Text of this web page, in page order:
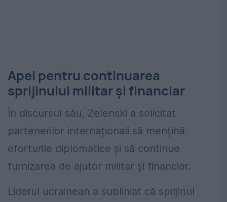
Apel pentru continuarea
sprijinului militar și financiar
În discursul său, Zelenski a solicitat
partenerilor internaționali să mențină
eforturile diplomatice și să continue
furnizarea de ajutor militar și financiar.
Liderul ucrainean a subliniat că sprijinul